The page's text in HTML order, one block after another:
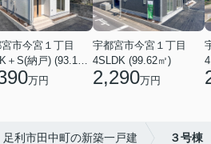
市今宮１丁目
3LDK＋S(納戸) (93.14㎡)
万円
宇都宮市今宮１丁目
4SLDK (99.62㎡)
2,290万円
足利市田中町の新築一戸建 ３号棟